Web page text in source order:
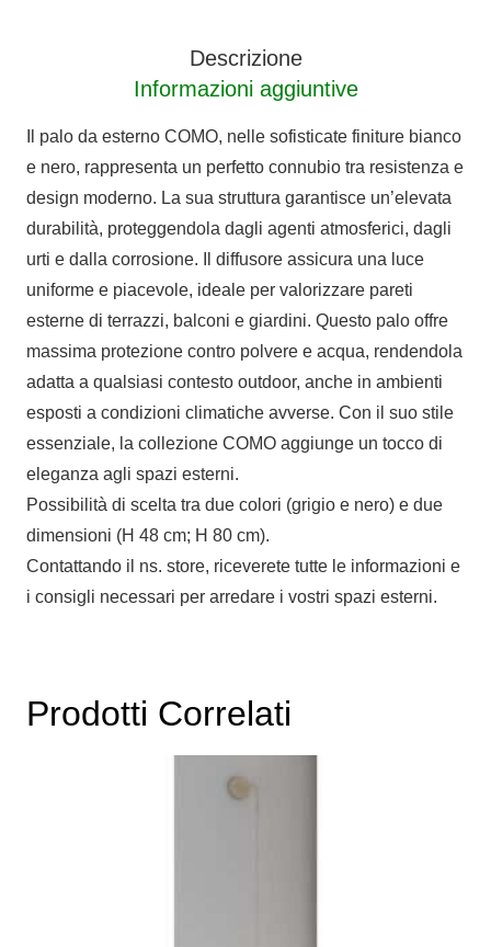
Descrizione
Informazioni aggiuntive
Il palo da esterno COMO, nelle sofisticate finiture bianco
e nero, rappresenta un perfetto connubio tra resistenza e
design moderno. La sua struttura garantisce un’elevata
durabilità, proteggendola dagli agenti atmosferici, dagli
urti e dalla corrosione. Il diffusore assicura una luce
uniforme e piacevole, ideale per valorizzare pareti
esterne di terrazzi, balconi e giardini. Questo palo offre
massima protezione contro polvere e acqua, rendendola
adatta a qualsiasi contesto outdoor, anche in ambienti
esposti a condizioni climatiche avverse. Con il suo stile
essenziale, la collezione COMO aggiunge un tocco di
eleganza agli spazi esterni.
Possibilità di scelta tra due colori (grigio e nero) e due
dimensioni (H 48 cm; H 80 cm).
Contattando il ns. store, riceverete tutte le informazioni e
i consigli necessari per arredare i vostri spazi esterni.
Prodotti Correlati